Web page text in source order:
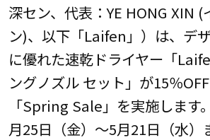
深セン、代表：YE HONG XIN
ン)、以下「Laifen」）は、デ
に優れた速乾ドライヤー「
ングノズル セット」が15％
「Spring Sale」を実施します
月25日（金）～5月21日（水）